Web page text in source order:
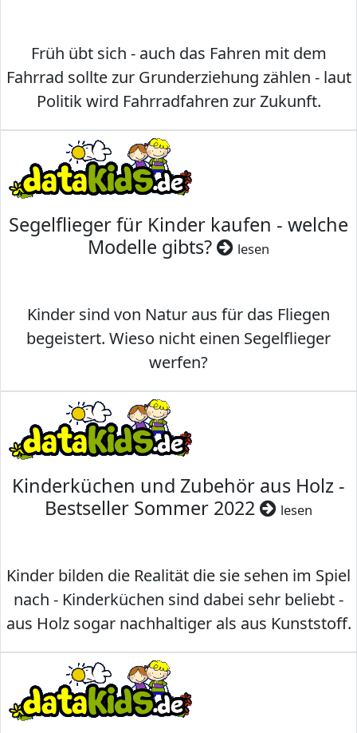
Früh übt sich - auch das Fahren mit dem
Fahrrad sollte zur Grunderziehung zählen - laut
Politik wird Fahrradfahren zur Zukunft.
Segelflieger für Kinder kaufen - welche
Modelle gibts?
lesen
Kinder sind von Natur aus für das Fliegen
begeistert. Wieso nicht einen Segelflieger
werfen?
Kinderküchen und Zubehör aus Holz -
Bestseller Sommer 2022
lesen
Kinder bilden die Realität die sie sehen im Spiel
nach - Kinderküchen sind dabei sehr beliebt -
aus Holz sogar nachhaltiger als aus Kunststoff.